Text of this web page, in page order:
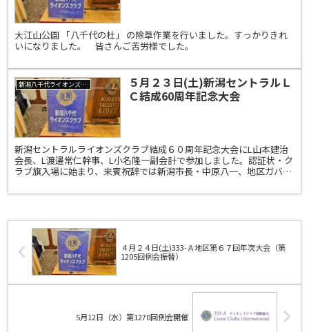
大江山公園 「八千代の杜」 の除草作業を行いました。すっかりきれ
いになりました。 皆さんご苦労様でした。
新潟八千代ライオンズクラブ
５月２３日(土)新潟セントラルＬ
Ｃ結成60周年記念大会
新潟セントラルライオンズクラブ結成６０周年記念大会にL山本建治
会長、L渡邊常仁幹事、L小名隆一副会計で参加しました。認証状・ク
ラブ旗入場に始まり、来賓祝辞では新潟市長・中原八一、地区ガバナ
４月２４日(土)333-Ａ地区第６７回年次大会（第
1205回例会振替）
5月12日（水）第1270回例会開催